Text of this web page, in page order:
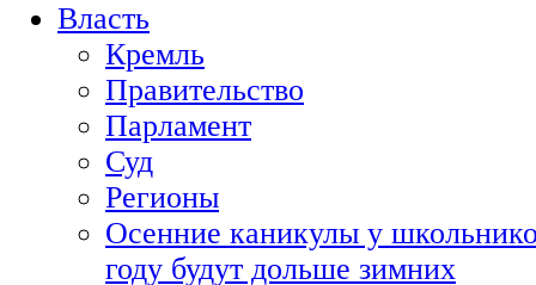
Власть
Кремль
Правительство
Парламент
Суд
Регионы
Осенние каникулы у
году будут дольше зимних